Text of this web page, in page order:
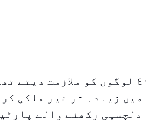
گلف فرسٹ کمرشل بروکرز، جو کہ تقریباً ٤٠ لوگوں کو
زیادہ تر غیر ملکی
رکھنے والے